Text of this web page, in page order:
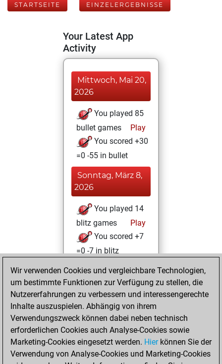
STARTSEITE EINZELERGEBNISSE
Your Latest App
Activity
Mittwoch, Mai 20,
2026
You played 85
bullet games
Play
You scored +30
=0 -55 in bullet
Sonntag, März 8,
2026
You played 14
blitz games
Play
You scored +7
=0 -7 in blitz
Dienstag, Januar
6, 2026
You totalled 5
tactics positions
Tactics
You
solved 2 tactics
positions
Wir verwenden Cookies und vergleichbare Technologien,
um bestimmte Funktionen zur Verfügung zu stellen, die
Nutzererfahrungen zu verbessern und interessengerechte
Inhalte auszuspielen. Abhängig von ihrem
Verwendungszweck können dabei neben technisch
erforderlichen Cookies auch Analyse-Cookies sowie
Marketing-Cookies eingesetzt werden. Hierkönnen Sie der
Verwendung von Analyse-Cookies und Marketing-Cookies